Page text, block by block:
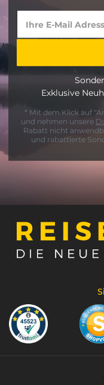
Exklusive
* Mit dem Klick auf
und nehmen unsere
Rabatt nicht
und rabattierte